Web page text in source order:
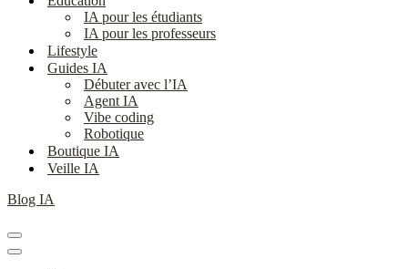
IA pour les étudiants
IA pour les professeurs
Lifestyle
Guides IA
Débuter avec l’IA
Agent IA
Vibe coding
Robotique
Boutique IA
Veille IA
Blog IA
Menu
de
Menu